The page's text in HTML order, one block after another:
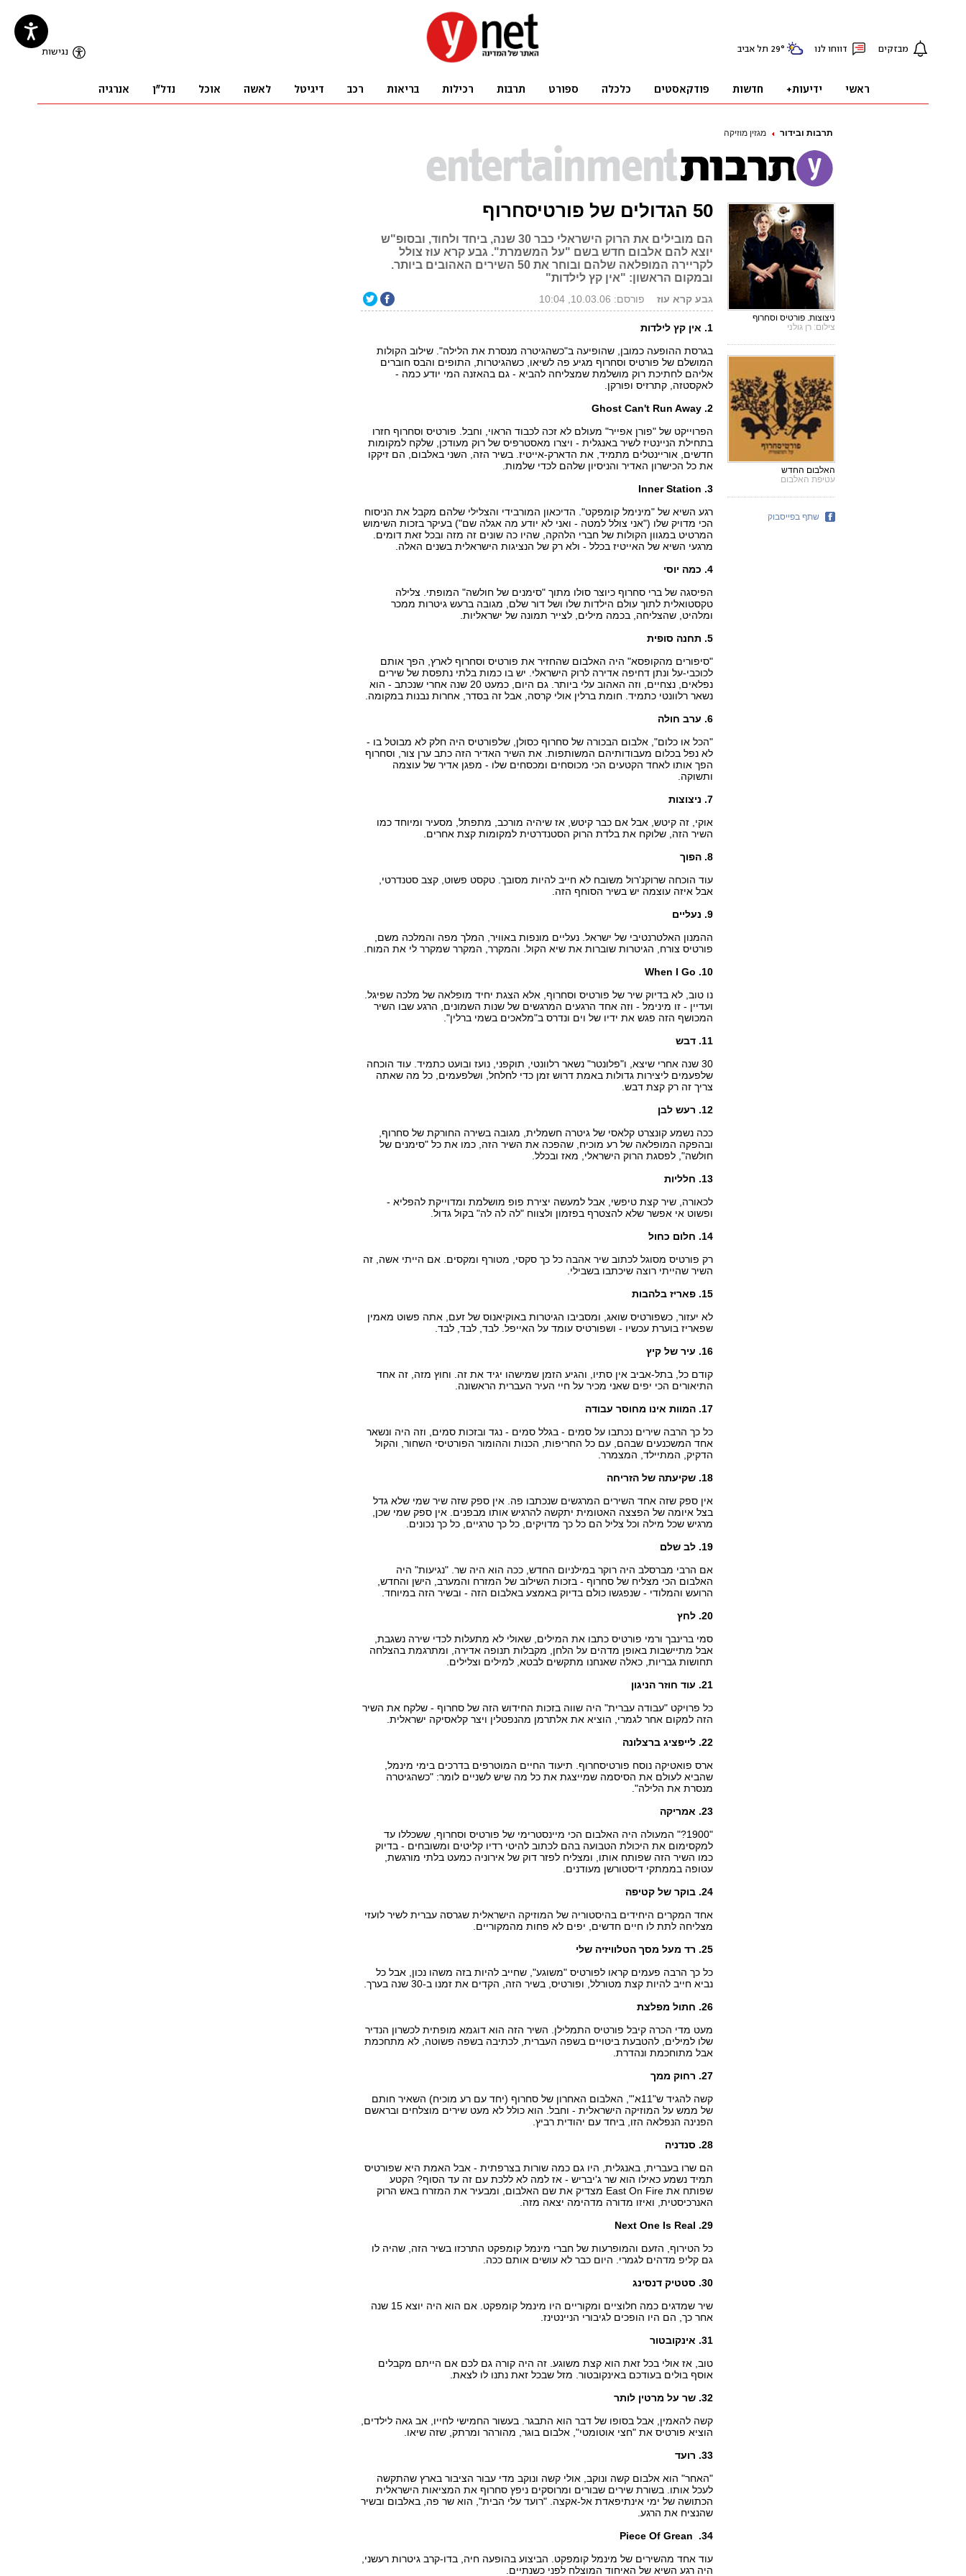
תרבות ובידור מגזין מוזיקה
50 הגדולים של פורטיסחרוף
הם מובילים את הרוק הישראלי כבר 30 שנה, ביחד ולחוד, ובסופ"ש
יוצא להם אלבום חדש בשם "על המשמרת". גבע קרא עוז צולל
לקריירה המופלאה שלהם ובוחר את 50 השירים האהובים ביותר.
ובמקום הראשון: "אין קץ לילדות"
גבע קרא עוז פורסם: 10.03.06, 10:04
1. אין קץ לילדות
בגרסת ההופעה כמובן, שהופיעה ב"כשהגיטרה מנסרת את הלילה". שילוב הקולות
המושלם של פורטיס וסחרוף מגיע פה לשיאו, כשהגיטרות, התופים והבס חוברים
אליהם לחתיכת רוק מושלמת שמצליחה להביא - גם בהאזנה המי יודע כמה -
לאקסטזה, קתרזיס ופורקן.
2. Ghost Can't Run Away
הפרוייקט של "פורן אפייר" מעולם לא זכה לכבוד הראוי, וחבל. פורטיס וסחרוף חזרו
בתחילת הניינטיז לשיר באנגלית - ויצרו מאסטרפיס של רוק מעודכן, שלקח למקומות
חדשים, אוריינטלים מתמיד, את הדארק-אייטיז. בשיר הזה, השני באלבום, הם זיקקו
את כל הכישרון האדיר והניסיון שלהם לכדי שלמות.
3. Inner Station
רגע השיא של "מינימל קומפקט". הדיכאון המורבידי והצלילי שלהם מקבל את הניסוח
הכי מדויק שלו ("אני צולל למטה - ואני לא יודע מה אגלה שם") בעיקר בזכות השימוש
המרטיט במגוון הקולות של חברי הלהקה, שהיו כה שונים זה מזה ובכל זאת דומים.
מרגעי השיא של האייטיז בכלל - ולא רק של הנציגות הישראלית בשנים האלה.
4. כמה יוסי
הפיסגה של ברי סחרוף כיוצר סולו מתוך "סימנים של חולשה" המופתי. צלילה
טקסטואלית לתוך עולם הילדות שלו ושל דור שלם, מגובה ברעש גיטרות ממכר
ומלהיט, שהצליחה, בכמה מילים, לצייר תמונה של ישראליות.
5. תחנה סופית
"סיפורים מהקופסא" היה האלבום שהחזיר את פורטיס וסחרוף לארץ, הפך אותם
לכוכבי-על ונתן דחיפה אדירה לרוק הישראלי. יש בו כמות בלתי נתפסת של שירים
נפלאים, נצחיים, וזה האהוב עלי ביותר. גם היום, כמעט 20 שנה אחרי שנכתב - הוא
נשאר רלוונטי כתמיד. חומת ברלין אולי קרסה, אבל זה בסדר, אחרות נבנות במקומה.
6. ערב חולה
"הכל או כלום", אלבום הבכורה של סחרוף כסולן, שלפורטיס היה חלק לא מבוטל בו -
לא נפל בכלום מעבודותיהם המשותפות. את השיר האדיר הזה כתב ערן צור, וסחרוף
הפך אותו לאחד הקטעים הכי מכוסחים ומכסחים שלו - מפגן אדיר של עוצמה
ותשוקה.
7. ניצוצות
אוקי, זה קיטש, אבל אם כבר קיטש, אז שיהיה מורכב, מתפתל, מסעיר ומיוחד כמו
השיר הזה, שלוקח את בלדת הרוק הסטנדרטית למקומות קצת אחרים.
8. הפוך
עוד הוכחה שרוקנ'רול משובח לא חייב להיות מסובך. טקסט פשוט, קצב סטנדרטי,
אבל איזה עוצמה יש בשיר הסוחף הזה.
9. נעליים
ההמנון האלטרנטיבי של ישראל. נעליים מונפות באוויר, המלך מפה והמלכה משם,
פורטיס צורח, הגיטרות שוברות את שיא הקול. והמקרר, המקרר שמקרר לי את המוח.
10. When I Go
נו טוב, לא בדיוק שיר של פורטיס וסחרוף, אלא הצגת יחיד מופלאה של מלכה שפיגל.
ועדיין - זו מינימל - וזה אחד הרגעים המרגשים של שנות השמונים, הרגע שבו השיר
המכושף הזה פגש את ידיו של וים ונדרס ב"מלאכים בשמי ברלין".
11. דבש
30 שנה אחרי שיצא, ו"פלונטר" נשאר רלוונטי, תוקפני, נועז ובועט כתמיד. עוד הוכחה
שלפעמים ליצירות גדולות באמת דרוש זמן כדי לחלחל, ושלפעמים, כל מה שאתה
צריך זה רק קצת דבש.
12. רעש לבן
ככה נשמע קונצרט קלאסי של גיטרה חשמלית, מגובה בשירה החורקת של סחרוף,
ובהפקה המופלאה של רע מוכיח, שהפכה את השיר הזה, כמו את כל "סימנים של
חולשה", לפסגת הרוק הישראלי, מאז ובכלל.
13. חלליות
לכאורה, שיר קצת טיפשי, אבל למעשה יצירת פופ מושלמת ומדוייקת להפליא -
ופשוט אי אפשר שלא להצטרף בפזמון ולצווח "לה לה לה" בקול גדול.
14. חלום כחול
רק פורטיס מסוגל לכתוב שיר אהבה כל כך סקסי, מטורף ומקסים. אם הייתי אשה, זה
השיר שהייתי רוצה שיכתבו בשבילי.
15. פאריז בלהבות
לא יעזור, כשפורטיס שואג, ומסביבו הגיטרות באוקיאנוס של זעם, אתה פשוט מאמין
שפאריז בוערת עכשיו - ושפורטיס עומד על האייפל. לבד, לבד, לבד.
16. עיר של קיץ
קודם כל, בתל-אביב אין סתיו, והגיע הזמן שמישהו יגיד את זה. וחוץ מזה, זה אחד
התיאורים הכי יפים שאני מכיר על חיי העיר העברית הראשונה.
17. המוות אינו מחוסר עבודה
כל כך הרבה שירים נכתבו על סמים - בגלל סמים - נגד ובזכות סמים, וזה היה ונשאר
אחד המשכנעים שבהם, עם כל החריפות, הכנות וההומור הפורטיסי השחור, והקול
הדקיק, המתיילד, המצמרר.
18. שקיעתה של הזריחה
אין ספק שזה אחד השירים המרגשים שנכתבו פה. אין ספק שזה שיר שמי שלא גדל
בצל איומה של הפצצה האטומית יתקשה להרגיש אותו מבפנים. אין ספק שמי שכן,
מרגיש שכל מילה וכל צליל הם כל כך מדויקים, כל כך טרגיים, כל כך נכונים.
19. לב שלם
אם הרבי מברסלב היה רוקר במילניום החדש, ככה הוא היה שר. "נגיעות" היה
האלבום הכי מצליח של סחרוף - בזכות השילוב של המזרח והמערב, הישן והחדש,
הרועש והמלודי - שנפגשו כולם בדיוק באמצע באלבום הזה - ובשיר הזה במיוחד.
20. לחץ
סמי ברינבך ורמי פורטיס כתבו את המילים, שאולי לא מתעלות לכדי שירה נשגבת,
אבל מתיישבות באופן מדהים על הלחן, מקבלות תנופה אדירה, ומתרגמת בהצלחה
תחושות גבריות, כאלה שאנחנו מתקשים לבטא, למילים וצלילים.
21. עוד חוזר הניגון
כל פרויקט "עבודה עברית" היה שווה בזכות החידוש הזה של סחרוף - שלקח את השיר
הזה למקום אחר לגמרי, הוציא את אלתרמן מהנפטלין ויצר קלאסיקה ישראלית.
22. לייפציג ברצלונה
ארס פואטיקה נוסח פורטיסחרוף. תיעוד החיים המוטרפים בדרכים בימי מינמל,
שהביא לעולם את הסיסמה שמייצגת את כל מה שיש לשניים לומר: "כשהגיטרה
מנסרת את הלילה".
23. אמריקה
"1900?" המעולה היה האלבום הכי מיינסטרימי של פורטיס וסחרוף, ששכללו עד
למקסימום את היכולת הטבועה בהם לכתוב להיטי רדיו קליטים ומשובחים - בדיוק
כמו השיר הזה שפותח אותו, ומצליח לפזר דוק של אירוניה כמעט בלתי מורגשת,
עטופה בממתקי דיסטורשן מעודנים.
24. בוקר של קטיפה
אחד המקרים היחידים בהיסטוריה של המוזיקה הישראלית שגרסה עברית לשיר לועזי
מצליחה לתת לו חיים חדשים, יפים לא פחות מהמקוריים.
25. רד מעל מסך הטלוויזיה שלי
כל כך הרבה פעמים קראו לפורטיס "משוגע", שחייב להיות בזה משהו נכון, אבל כל
נביא חייב להיות קצת מטורלל, ופורטיס, בשיר הזה, הקדים את זמנו ב-30 שנה בערך.
26. חתול מפלצת
מעט מדי הכרה קיבל פורטיס התמלילן. השיר הזה הוא דוגמא מופתית לכשרון הנדיר
שלו למילים, להטבעת ביטויים בשפה העברית, לכתיבה בשפה פשוטה, לא מתחכמת
אבל מתוחכמת ונהדרת.
27. רחוק ממך
קשה להגיד ש"11א'", האלבום האחרון של סחרוף (יחד עם רע מוכיח) השאיר חותם
של ממש על המוזיקה הישראלית - וחבל. הוא כולל לא מעט שירים מוצלחים ובראשם
הפנינה הנפלאה הזו, ביחד עם יהודית רביץ.
28. סנדניה
הם שרו בעברית, באנגלית, היו גם כמה שורות בצרפתית - אבל האמת היא שפורטיס
תמיד נשמע כאילו הוא שר ג'יבריש - אז למה לא ללכת עם זה עד הסוף? הקטע
שפותח את East On Fire מצדיק את שם האלבום, ומבעיר את המזרח באש הרוק
האנרכיסטית, ואיזו מדורה מדהימה יצאה מזה.
29. Next One Is Real
כל הטירוף, הזעם והמופרעות של חברי מינמל קומפקט התרכזו בשיר הזה, שהיה לו
גם קליפ מדהים לגמרי. היום כבר לא עושים אותם ככה.
30. סטטיק דנסינג
שיר שמדגים כמה חלוציים ומקוריים היו מינמל קומפקט. אם הוא היה יוצא 15 שנה
אחר כך, הם היו הופכים לגיבורי הניינטינז.
31. אינקובטור
טוב, אז אולי בכל זאת הוא קצת משוגע. זה היה קורה גם לכם אם הייתם מקבלים
אוסף בולים בעודכם באינקובטור. מזל שבכל זאת נתנו לו לצאת.
32. שר על מרטין לותר
קשה להאמין, אבל בסופו של דבר הוא התבגר. בעשור החמישי לחייו, אב גאה לילדים,
הוציא פורטיס את "חצי אוטומטי", אלבום בוגר, מהורהר ומרתק, שזה שיאו.
33. רועד
"האחר" הוא אלבום קשה ונוקב, אולי קשה ונוקב מדי עבור הציבור בארץ שהתקשה
לעכל אותו. בשורת שירים שבורים ומרוסקים ניפץ סחרוף את המציאות הישראלית
הכתושה של ימי אינתיפאדת אל-אקצה. "רועד עלי הבית", הוא שר פה, באלבום ובשיר
שהנציח את הרגע.
34. Piece Of Grean
עוד אחד מהשירים של מינמל קומפקט. הביצוע בהופעה חיה, בדו-קרב גיטרות רעשני,
היה רגע השיא של האיחוד המוצלח לפני כשנתיים.
ניצוצות. פורטיס וסחרוף
צילום: רן גולני
האלבום החדש
עטיפת האלבום
שתף בפייסבוק